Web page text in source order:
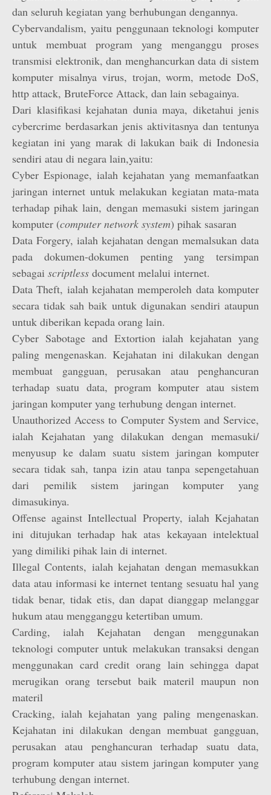
dan seluruh kegiatan yang berhubungan dengannya.
Cybervandalism, yaitu penggunaan teknologi komputer
untuk membuat program yang menganggu proses
transmisi elektronik, dan menghancurkan data di sistem
komputer misalnya virus, trojan, worm, metode DoS,
http attack, BruteForce Attack, dan lain sebagainya.
Dari klasifikasi kejahatan dunia maya, diketahui jenis
cybercrime berdasarkan jenis aktivitasnya dan tentunya
kegiatan ini yang marak di lakukan baik di Indonesia
sendiri atau di negara lain,yaitu:
Cyber Espionage, ialah kejahatan yang memanfaatkan
jaringan internet untuk melakukan kegiatan mata-mata
terhadap pihak lain, dengan memasuki sistem jaringan
komputer (computer network system) pihak sasaran
Data Forgery, ialah kejahatan dengan memalsukan data
pada dokumen-dokumen penting yang tersimpan
sebagai scriptless document melalui internet.
Data Theft, ialah kejahatan memperoleh data komputer
secara tidak sah baik untuk digunakan sendiri ataupun
untuk diberikan kepada orang lain.
Cyber Sabotage and Extortion ialah kejahatan yang
paling mengenaskan. Kejahatan ini dilakukan dengan
membuat gangguan, perusakan atau penghancuran
terhadap suatu data, program komputer atau sistem
jaringan komputer yang terhubung dengan internet.
Unauthorized Access to Computer System and Service,
ialah Kejahatan yang dilakukan dengan memasuki/
menyusup ke dalam suatu sistem jaringan komputer
secara tidak sah, tanpa izin atau tanpa sepengetahuan
dari pemilik sistem jaringan komputer yang
dimasukinya.
Offense against Intellectual Property, ialah Kejahatan
ini ditujukan terhadap hak atas kekayaan intelektual
yang dimiliki pihak lain di internet.
Illegal Contents, ialah kejahatan dengan memasukkan
data atau informasi ke internet tentang sesuatu hal yang
tidak benar, tidak etis, dan dapat dianggap melanggar
hukum atau mengganggu ketertiban umum.
Carding, ialah Kejahatan dengan menggunakan
teknologi computer untuk melakukan transaksi dengan
menggunakan card credit orang lain sehingga dapat
merugikan orang tersebut baik materil maupun non
materil
Cracking, ialah kejahatan yang paling mengenaskan.
Kejahatan ini dilakukan dengan membuat gangguan,
perusakan atau penghancuran terhadap suatu data,
program komputer atau sistem jaringan komputer yang
terhubung dengan internet.